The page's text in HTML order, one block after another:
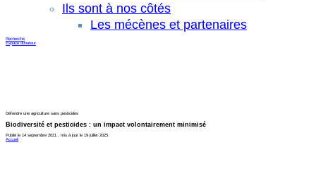
Ils sont à nos côtés
Les mécènes et partenaires
Recherche
Espace donateur
Défendre une agriculture sans pesticides
Biodiversité et pesticides : un impact volontairement minimisé
Publié le 14 septembre 2021 , mis à jour le 19 juillet 2025
Accueil